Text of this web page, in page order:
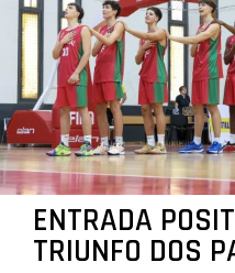
ENTRADA
TRIUNFO DOS